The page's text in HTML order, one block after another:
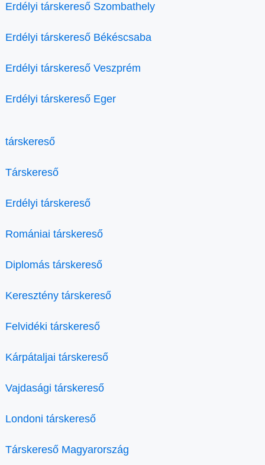
Erdélyi társkereső Szombathely
Erdélyi társkereső Békéscsaba
Erdélyi társkereső Veszprém
Erdélyi társkereső Eger
társkereső
Társkereső
Erdélyi társkereső
Romániai társkereső
Diplomás társkereső
Keresztény társkereső
Felvidéki társkereső
Kárpátaljai társkereső
Vajdasági társkereső
Londoni társkereső
Társkereső Magyarország